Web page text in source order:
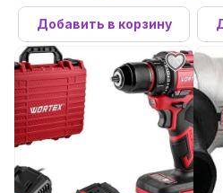
Добавить в корзину